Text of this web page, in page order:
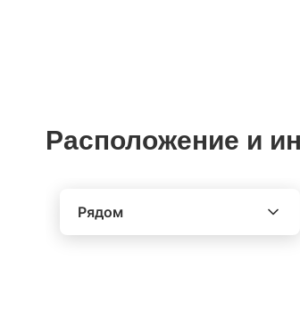
Расположение и
Рядом